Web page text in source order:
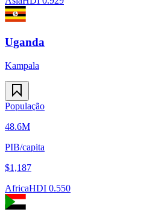
Uganda
Kampala
População
48.6M
PIB/capita
$1,187
AfricaHDI 0.550